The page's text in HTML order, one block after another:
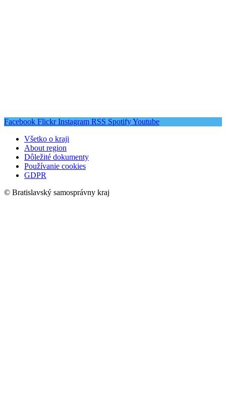
Facebook Flickr Instagram RSS SpotifyYoutube
Všetko o kraji
About region
Dôležité dokumenty
Používanie cookies
GDPR
© Bratislavský samosprávny kraj